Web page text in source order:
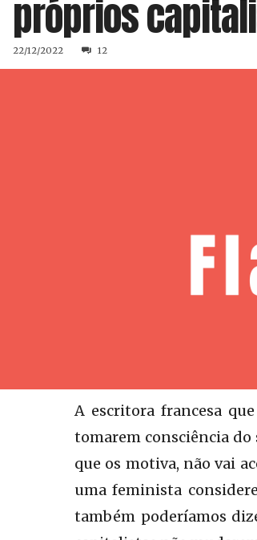
próprios
22/12/2022 12
A escritora francesa
tomarem consciência do
que os motiva, não vai
uma feminista
também poderíamos